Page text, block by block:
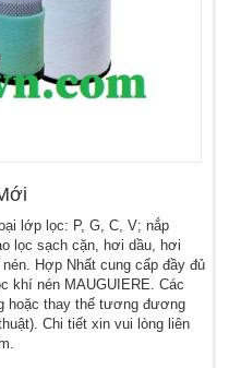
lớp lọc: P, G, C, V; nắp
lọc sạch cặn, hơi dầu, hơi
Hợp Nhất cung cấp đầy đủ
khí nén MAUGUIERE. Các
hoặc thay thế tương đương
Chi tiết xin vui lòng liên